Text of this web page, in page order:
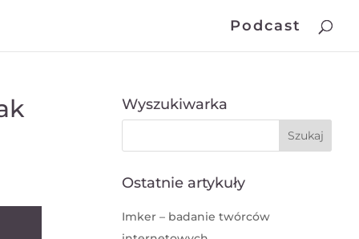
Podcast
Wyszukiwarka
Ostatnie artykuły
Imker – badanie twórców